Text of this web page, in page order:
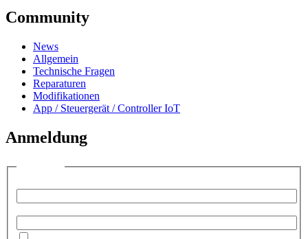
Community
News
Allgemein
Technische Fragen
Reparaturen
Modifikationen
App / Steuergerät / Controller IoT
Anmeldung